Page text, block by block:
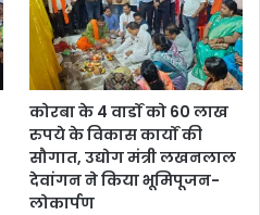
कोरबा के 4 वार्डों को 60 लाख
रुपये के विकास कार्यों की
सौगात, उद्योग मंत्री लखनलाल
देवांगन ने किया भूमिपूजन-
लोकार्पण